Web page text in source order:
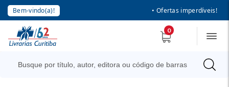
Bem-vindo(a)! • Ofertas imperdíveis!
0